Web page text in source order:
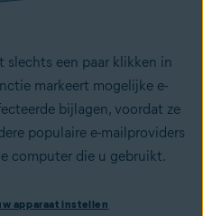
slechts een paar klikken in
markeert mogelijke e-
bijlagen, voordat ze
populaire e-mailproviders
computer die u gebruikt.
Securityen volg de
apparaat instellen